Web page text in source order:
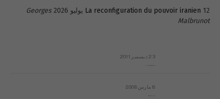
La reconfiguration du pouvoir iranien 12 يوليو 2026
Georges
Malbrunot
23 ديسمبر 2011
8 مارس 2008